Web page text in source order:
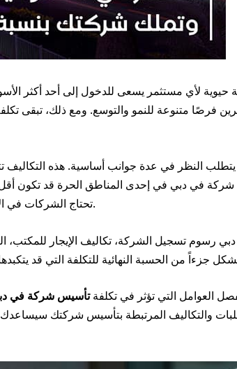
لأي مستثمر يسعى للدخول إلى أحد أكثر الأسواق
فرصًا متنوعة للنمو والتوسع. ومع ذلك، تبقى
النظر في عدة جوانب أساسية. هذه التكاليف
في دبي في إحدى المناطق الحرة قد تكون
تحتاج الشركات في الأخيرة إلى شريك محلي، مما يضيف إلى التكاليف العامة.
تسجيل الشركة، تكاليف الإيجار للمكتب،
العوامل التي تؤثر في تكلفةتأسيس شركة في
والتكاليف المرتبطة بتأسيس شركتك